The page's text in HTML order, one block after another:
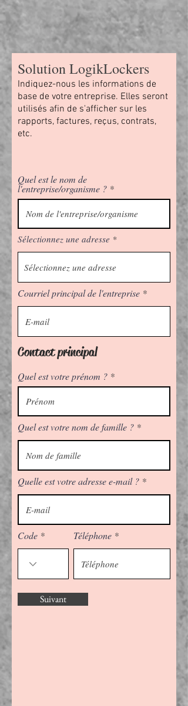
Solution LogikLockers
Indiquez-nous les informations de
base de votre entreprise. Elles seront
utilisés afin de s'afficher sur les
rapports, factures, reçus, contrats,
etc.
Quel est le nom de
l'entreprise/organisme ?
Sélectionnez une adresse
Courriel principal de l'entreprise
Contact principal
Quel est votre prénom ?
Quel est votre nom de famille ?
Quelle est votre adresse e-mail ?
Code Téléphone
Suivant